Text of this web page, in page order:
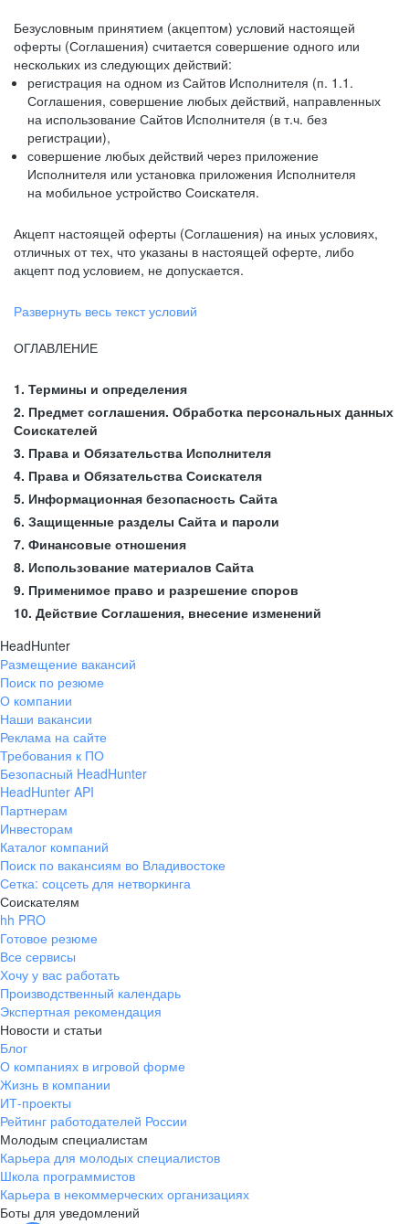
Безусловным принятием (акцептом) условий настоящей
оферты (Соглашения) считается совершение одного или
нескольких из следующих действий:
регистрация на одном из Сайтов Исполнителя (п. 1.1.
Соглашения, совершение любых действий, направленных
на использование Сайтов Исполнителя (в т.ч. без
регистрации),
совершение любых действий через приложение
Исполнителя или установка приложения Исполнителя
на мобильное устройство Соискателя.
Акцепт настоящей оферты (Соглашения) на иных условиях,
отличных от тех, что указаны в настоящей оферте, либо
акцепт под условием, не допускается.
Развернуть весь текст условий
ОГЛАВЛЕНИЕ
1. Термины и определения
2. Предмет соглашения. Обработка персональных данных
Соискателей
3. Права и Обязательства Исполнителя
4. Права и Обязательства Соискателя
5. Информационная безопасность Сайта
6. Защищенные разделы Сайта и пароли
7. Финансовые отношения
8. Использование материалов Сайта
9. Применимое право и разрешение споров
10. Действие Соглашения, внесение изменений
HeadHunter
Размещение вакансий
Поиск по резюме
О компании
Наши вакансии
Реклама на сайте
Требования к ПО
Безопасный HeadHunter
HeadHunter API
Партнерам
Инвесторам
Каталог компаний
Поиск по вакансиям во Владивостоке
Сетка: соцсеть для нетворкинга
Соискателям
hh PRO
Готовое резюме
Все сервисы
Хочу у вас работать
Производственный календарь
Экспертная рекомендация
Новости и статьи
Блог
О компаниях в игровой форме
Жизнь в компании
ИТ-проекты
Рейтинг работодателей России
Молодым специалистам
Карьера для молодых специалистов
Школа программистов
Карьера в некоммерческих организациях
Боты для уведомлений